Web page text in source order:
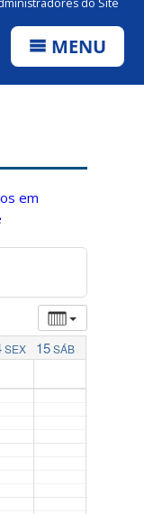
do Site
MENU
em
SEX 15SÁB